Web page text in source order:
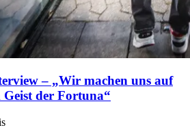
– „Wir machen uns auf
Geist der Fortuna“